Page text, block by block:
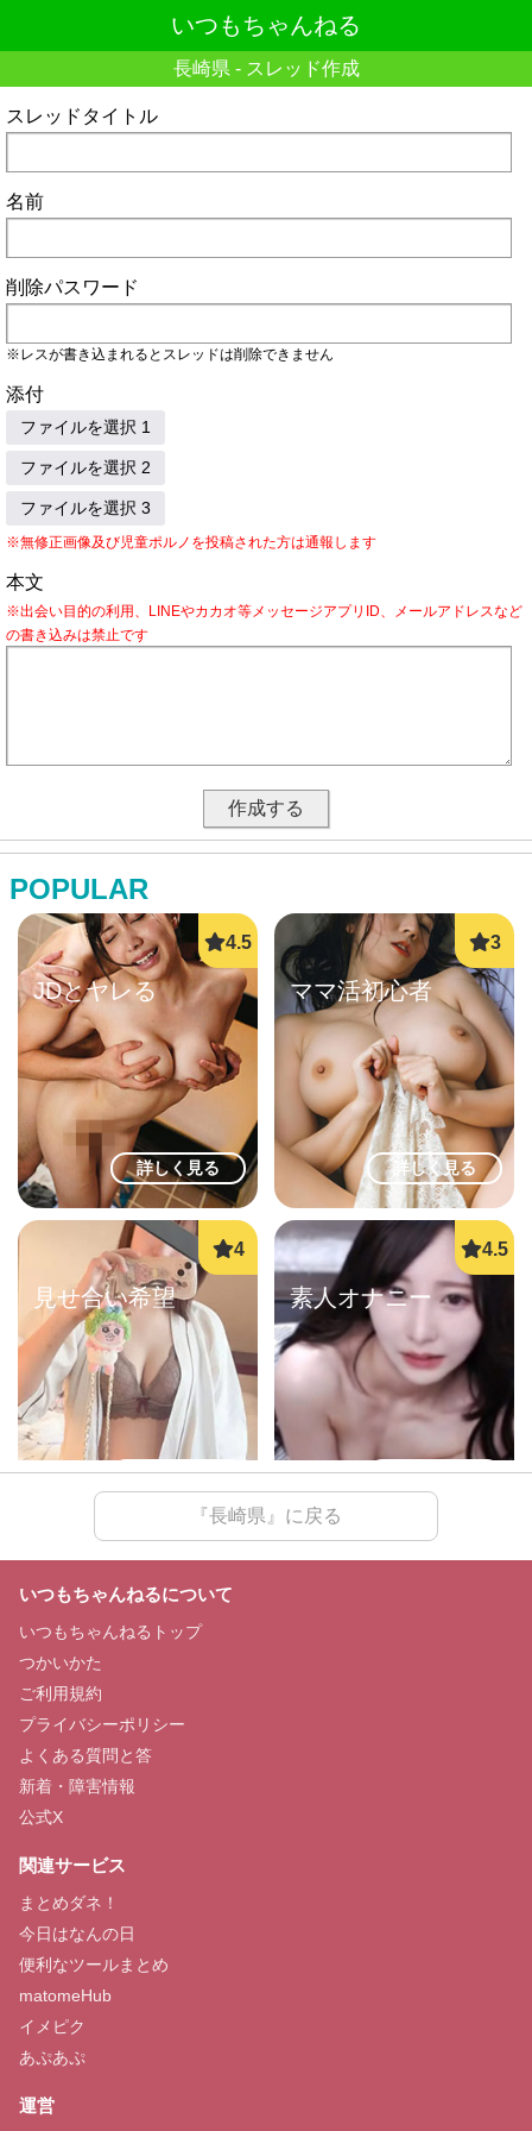
いつもちゃんねる
長崎県 - スレッド作成
スレッドタイトル
名前
削除パスワード
※レスが書き込まれるとスレッドは削除できません
添付
ファイルを選択 1
ファイルを選択 2
ファイルを選択 3
※無修正画像及び児童ポルノを投稿された方は通報します
本文
※出会い目的の利用、LINEやカカオ等メッセージアプリID、メールアドレスなど
の書き込みは禁止です
POPULAR
詳しく見る
JDとヤレる
詳しく見る
ママ活初心者
詳しく見る
見せ合い希望
詳しく見る
素人オナニー
素人エロ配信
即ヤリ女一覧
『長崎県』に戻る
いつもちゃんねるについて
いつもちゃんねるトップ
つかいかた
ご利用規約
プライバシーポリシー
よくある質問と答
新着・障害情報
公式X
関連サービス
まとめダネ！
今日はなんの日
便利なツールまとめ
matomeHub
イメピク
あぷあぷ
運営